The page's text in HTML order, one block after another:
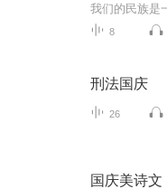
8
刑法国庆
26
国庆美诗文